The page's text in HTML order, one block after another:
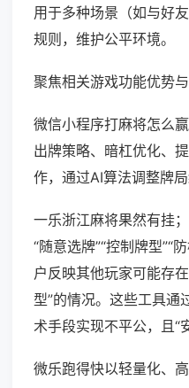
用于多种场景（如与好
规则，维护公平环境。
聚焦相关游戏功能优势与
微信小程序打麻将怎么
出牌策略、暗杠优化、
作，通过AI算法调整牌局
一乐浙江麻将果然有挂
“随意选牌”“控制牌型”“
户反映其他玩家可能存
型”的情况。这些工具通
术手段实现不平公，且“
微乐跑得快以轻量化、